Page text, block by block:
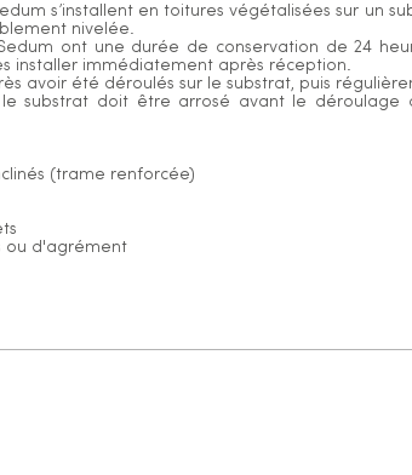
s’installent en toitures végétalisées sur un
nivelée.
ont une durée de conservation de 24
installer immédiatement après réception.
avoir été déroulés sur le substrat, puis
substrat doit être arrosé avant le déroulage
(trame renforcée)
ou d'agrément